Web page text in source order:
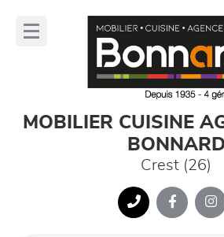
MOBILIER CUISINE
BONNARD
Crest (26)